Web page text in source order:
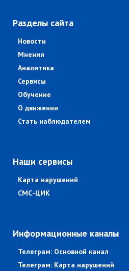
Разделы сайта
Новости
Мнения
Аналитика
Сервисы
Обучение
О движении
Стать наблюдателем
Наши сервисы
Карта нарушений
СМС-ЦИК
Информационные каналы
Телеграм: Основной канал
Телеграм: Карта нарушений